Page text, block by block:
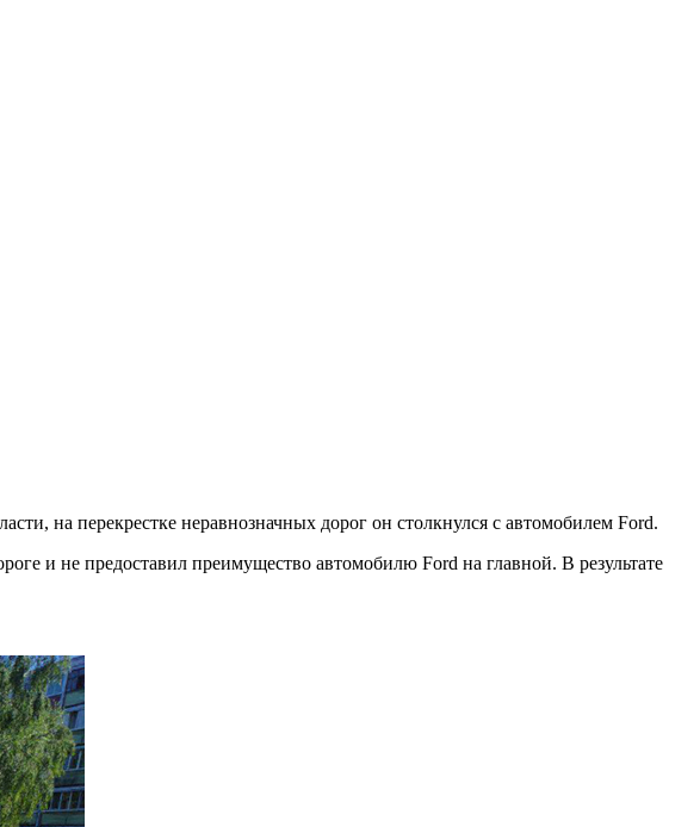
на перекрестке неравнозначных дорог он столкнулся с автомобилем Ford.
и не предоставил преимущество автомобилю Ford на главной. В результате